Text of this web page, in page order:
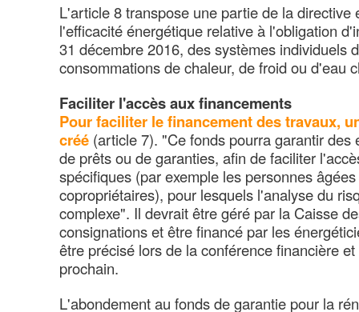
L'article 8 transpose une partie de la directive
l'efficacité énergétique relative à l'obligation
31 décembre 2016, des systèmes individuels
consommations de chaleur, de froid ou d'eau
Faciliter l'accès aux financements
Pour faciliter le financement des travaux,
créé (article 7). "Ce fonds pourra garantir des
de prêts ou de garanties, afin de faciliter
spécifiques (par exemple les personnes
copropriétaires), pour lesquels l'analyse du
complexe". Il devrait être géré par la Caisse
consignations et être financé par les
être précisé lors de la conférence financière
prochain.
L'abondement au fonds de garantie pour la